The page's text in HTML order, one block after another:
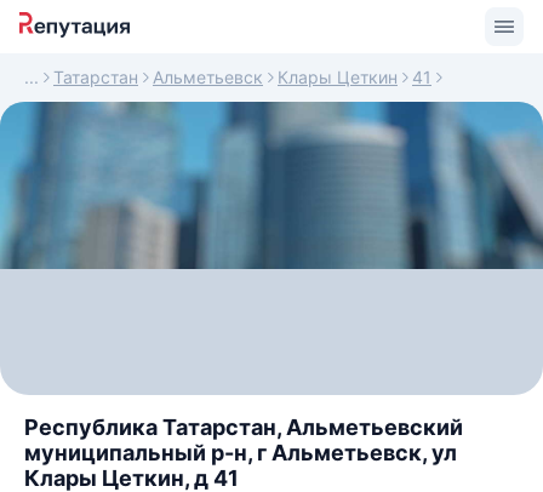
Татарстан Альметьевск Клары Цеткин 41
Республика Татарстан, Альметьевский
муниципальный р-н, г Альметьевск, ул
Клары Цеткин, д 41